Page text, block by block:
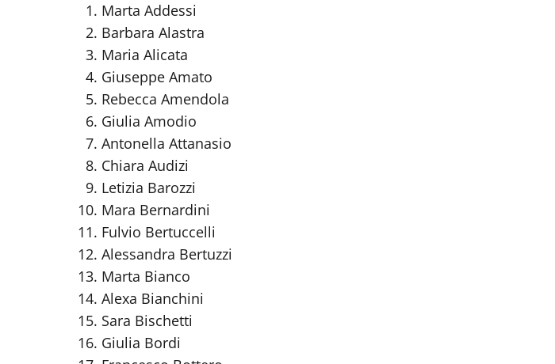
Marta Addessi
Barbara Alastra
Maria Alicata
Giuseppe Amato
Rebecca Amendola
Giulia Amodio
Antonella Attanasio
Chiara Audizi
Letizia Barozzi
Mara Bernardini
Fulvio Bertuccelli
Alessandra Bertuzzi
Marta Bianco
Alexa Bianchini
Sara Bischetti
Giulia Bordi